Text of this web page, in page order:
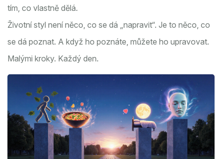
tím, co vlastně dělá.
Životní styl není něco, co se dá „napravit“. Je to něco, co
se dá poznat. A když ho poznáte, můžete ho upravovat.
Malými kroky. Každý den.